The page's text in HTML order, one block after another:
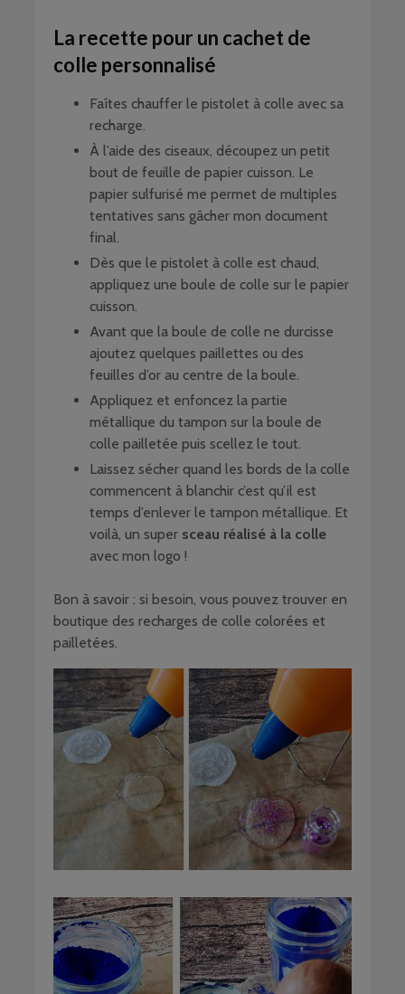
La recette pour un cachet de
colle personnalisé
Faîtes chauffer le pistolet à colle avec sa
recharge.
À l’aide des ciseaux, découpez un petit
bout de feuille de papier cuisson. Le
papier sulfurisé me permet de multiples
tentatives sans gâcher mon document
final.
Dès que le pistolet à colle est chaud,
appliquez une boule de colle sur le papier
cuisson.
Avant que la boule de colle ne durcisse
ajoutez quelques paillettes ou des
feuilles d’or au centre de la boule.
Appliquez et enfoncez la partie
métallique du tampon sur la boule de
colle pailletée puis scellez le tout.
Laissez sécher quand les bords de la colle
commencent à blanchir c’est qu’il est
temps d’enlever le tampon métallique. Et
voilà, un super sceau réalisé à la colle
avec mon logo !
Bon à savoir : si besoin, vous pouvez trouver en
boutique des recharges de colle colorées et
pailletées.